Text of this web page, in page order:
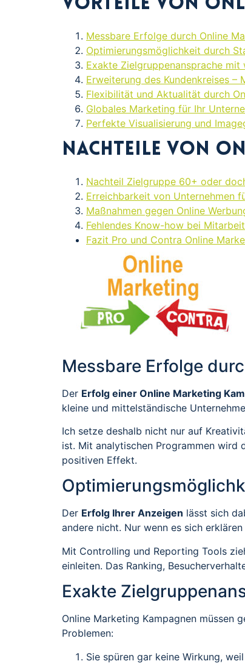
Vorteile von
Messbare Erfolge durch Online
Optimierungsmöglichkeit durch
Exakte Zielgruppenansprache mit
Erweiterung des Kundenkreises –
Flexibilität und Aktualität durch
Globales Marketing für Ihr
Perfekte Visualisierung und
Nachteile von
Nachteil Zielgruppe 60+ oder
Erreichbarkeit von Unternehmen
Maßnahmen gegen Online
Fehlendes Know-how bei
Fazit Pro und Contra Online
Messbare Erfolge
Der Erfolg einer Online Marketing
kleine und mittelständische
Ich setze deshalb nicht nur auf
ist. Mit analytischen Programmen wird
positiven Effekt.
Der Erfolg Ihrer Anzeigen lässt sich
andere nicht. Nur wenn es sich
Mit Controlling und Reporting Tools
einleiten. Das Ranking,
Exakte
Online Marketing Kampagnen müssen
Problemen:
Sie spüren gar keine Wirkung,